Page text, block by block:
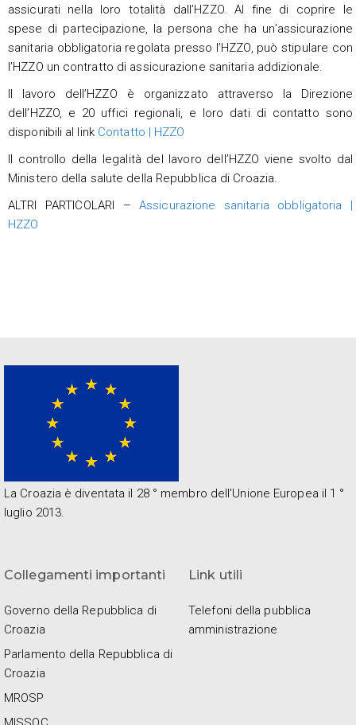
assicurati nella loro totalità dall’HZZO. Al fine di coprire le
spese di partecipazione, la persona che ha un’assicurazione
sanitaria obbligatoria regolata presso l’HZZO, può stipulare con
l’HZZO un contratto di assicurazione sanitaria addizionale.
Il lavoro dell’HZZO è organizzato attraverso la Direzione
dell’HZZO, e 20 uffici regionali, e loro dati di contatto sono
disponibili al link Contatto | HZZO
Il controllo della legalità del lavoro dell’HZZO viene svolto dal
Ministero della salute della Repubblica di Croazia.
ALTRI PARTICOLARI –Assicurazione sanitaria obbligatoria |
HZZO
La Croazia è diventata il 28 ° membro dell'Unione Europea il 1 °
luglio 2013.
Collegamenti importanti
Governo della Repubblica di
Croazia
Parlamento della Repubblica di
Croazia
MROSP
Link utili
Telefoni della pubblica
amministrazione